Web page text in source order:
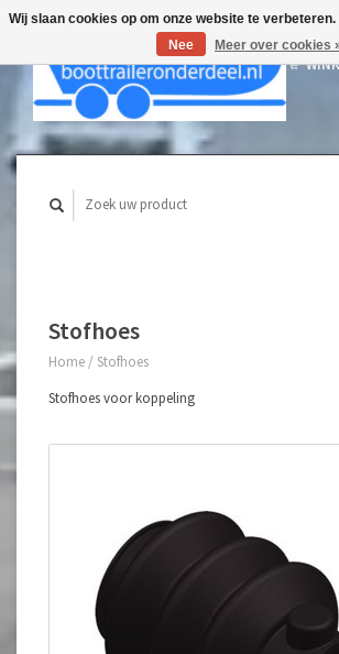
Stofhoes
Home / Stofhoes
Stofhoes voor koppeling
Wij slaan cookies op om onze website te
Nee
Meer over cookies